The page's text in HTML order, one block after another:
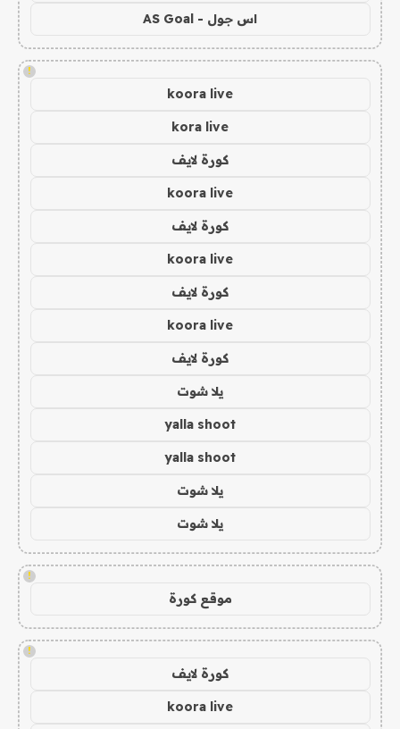
اس جول - AS Goal
!
koora live
kora live
كورة لايف
koora live
كورة لايف
koora live
كورة لايف
koora live
كورة لايف
يلا شوت
yalla shoot
yalla shoot
يلا شوت
يلا شوت
!
موقع كورة
!
كورة لايف
koora live